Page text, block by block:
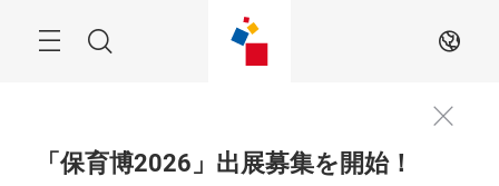
Search JA
「保育博2026」出展募集を開始！